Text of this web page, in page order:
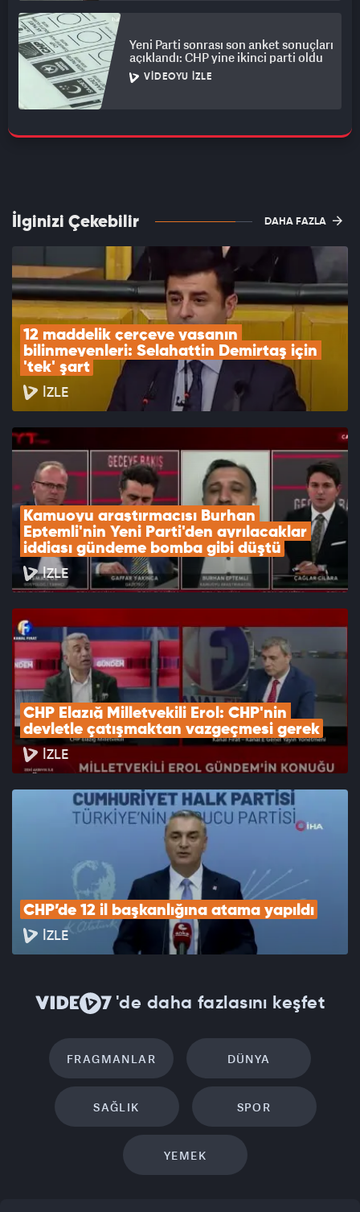
Yeni Parti sonrası son anket sonuçları
açıklandı: CHP yine ikinci parti oldu
VIDEOYU İZLE
İlginizi Çekebilir DAHA FAZLA
12 maddelik çerçeve yasanın
bilinmeyenleri: Selahattin Demirtaş için
'tek' şart
İZLE
Kamuoyu araştırmacısı Burhan
Eptemli'nin Yeni Parti'den ayrılacaklar
iddiası gündeme bomba gibi düştü
İZLE
CHP Elazığ Milletvekili Erol: CHP'nin
devletle çatışmaktan vazgeçmesi gerek
İZLE
CHP’de 12 il başkanlığına atama yapıldı
İZLE
'de daha fazlasını keşfet
FRAGMANLAR DÜNYA
SAĞLIK SPOR
YEMEK